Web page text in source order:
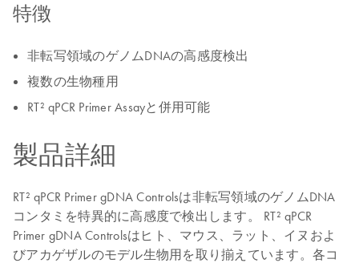
特徴
非転写領域のゲノムDNAの高感度検出
複数の生物種用
RT² qPCR Primer Assayと併用可能
製品詳細
RT² qPCR Primer gDNA Controlsは非転写領域のゲノムDNA
コンタミを特異的に高感度で検出します。 RT² qPCR
Primer gDNA Controlsはヒト、マウス、ラット、イヌおよ
びアカゲザルのモデル生物用を取り揃えています。各コ